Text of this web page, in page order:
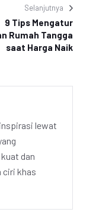
Selanjutnya
9 Tips Mengatur
Rumah Tangga
saat Harga Naik
lewat
dan
ciri khas